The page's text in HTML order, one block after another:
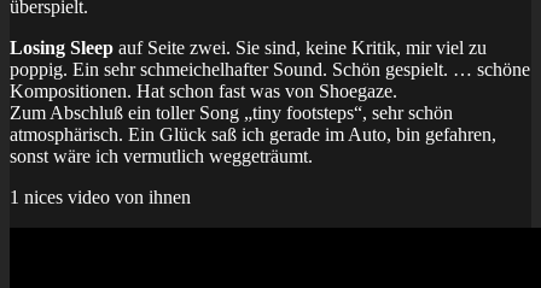
überspielt.
Losing Sleep auf Seite zwei. Sie sind, keine Kritik, mir viel zu
poppig. Ein sehr schmeichelhafter Sound. Schön gespielt. … schöne
Kompositionen. Hat schon fast was von Shoegaze.
Zum Abschluß ein toller Song „tiny footsteps“, sehr schön
atmosphärisch. Ein Glück saß ich gerade im Auto, bin gefahren,
sonst wäre ich vermutlich weggeträumt.
1 nices video von ihnen